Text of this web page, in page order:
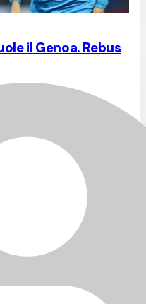
il Genoa. Rebus